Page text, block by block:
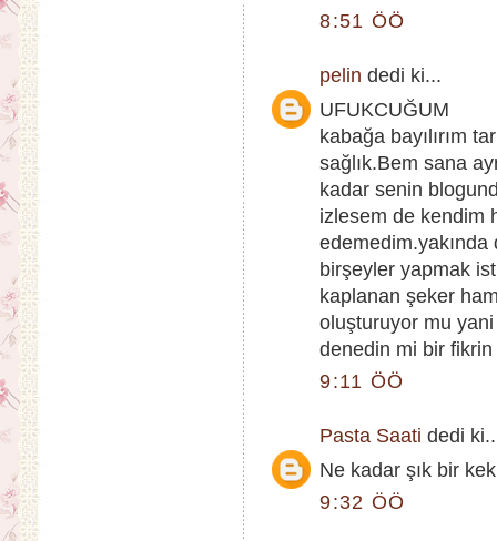
8:51 ÖÖ
pelin dedi ki...
UFUKCUĞUM
kabağa bayılırım
sağlık.Bem sana
kadar senin
izlesem de kendim
birşeyler yapmak
kaplanan şeker
oluşturuyor mu
denedin mi bir
9:11 ÖÖ
Pasta Saati dedi
Ne kadar şık bir
9:32 ÖÖ